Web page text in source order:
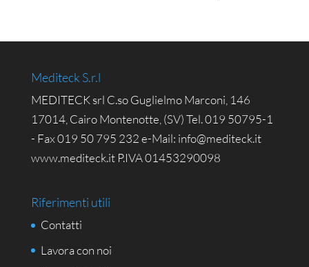
Mediteck S.r.l
MEDITECK srl C.so Guglielmo Marconi, 146
17014, Cairo Montenotte, (SV) Tel. 019 50795-1
- Fax 019 50 795 232 e-Mail: info@mediteck.it
www.mediteck.it P.IVA 01453290098
Riferimenti utili
Contatti
Lavora con noi